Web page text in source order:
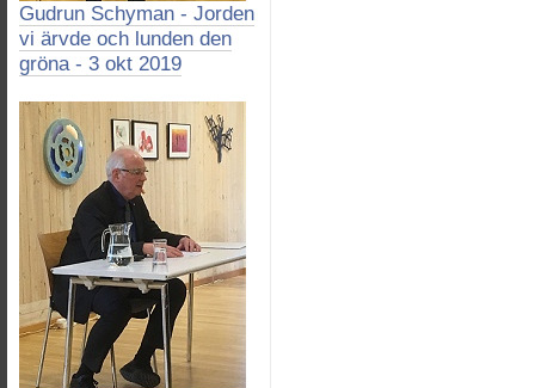
Gudrun Schyman - Jorden
vi ärvde och lunden den
gröna - 3 okt 2019